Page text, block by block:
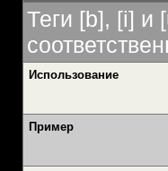
Теги [b], [i] и
Использование
Пример